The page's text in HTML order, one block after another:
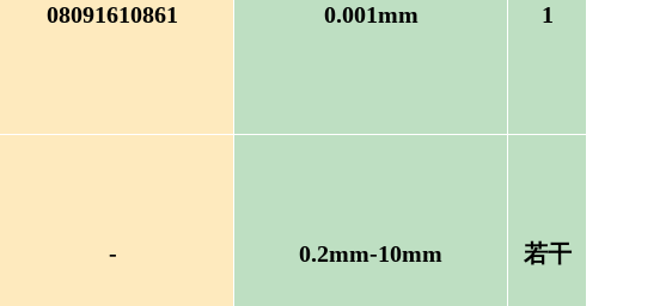
08091610861 0.001mm 1
- 0.2mm-10mm 若干